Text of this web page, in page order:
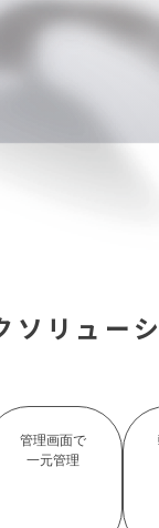
ソリュー
管理画面で
一元管理